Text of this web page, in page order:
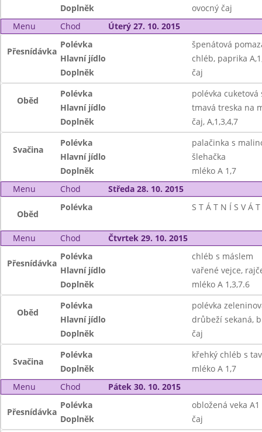
Doplněk
ovocný čaj
Menu
Chod Úterý 27. 10. 2015
Přesnídávka
Polévka
špenátová
Hlavní jídlo
chléb, paprika
Doplněk
čaj
Oběd
Polévka
polévka cuketová
Hlavní jídlo
tmavá treska na
Doplněk
čaj, A,1,3,4,7
Svačina
Polévka
palačinka s
Hlavní jídlo
šlehačka
Doplněk
mléko A 1,7
Menu
Chod Středa 28. 10. 2015
Oběd
Polévka S T Á T N Í S V Á T
Menu Chod Čtvrtek 29. 10. 2015
Přesnídávka
Polévka
chléb s máslem
Hlavní jídlo
vařené vejce,
Doplněk
mléko A 1,3,7.6
Oběd
Polévka
polévka
Hlavní jídlo
drůbeží sekaná,
Doplněk
čaj
Svačina
Polévka
křehký chléb s
Doplněk
mléko A 1,7
Menu
Chod Pátek 30. 10. 2015
Přesnídávka
Polévka
obložená veka A1
Doplněk
čaj